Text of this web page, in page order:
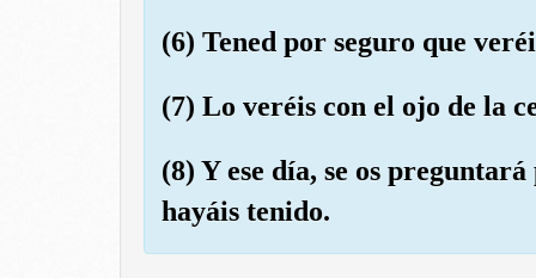
(6) Tened por seguro que
(7) Lo veréis con el ojo de la
(8) Y ese día, se os
hayáis tenido.